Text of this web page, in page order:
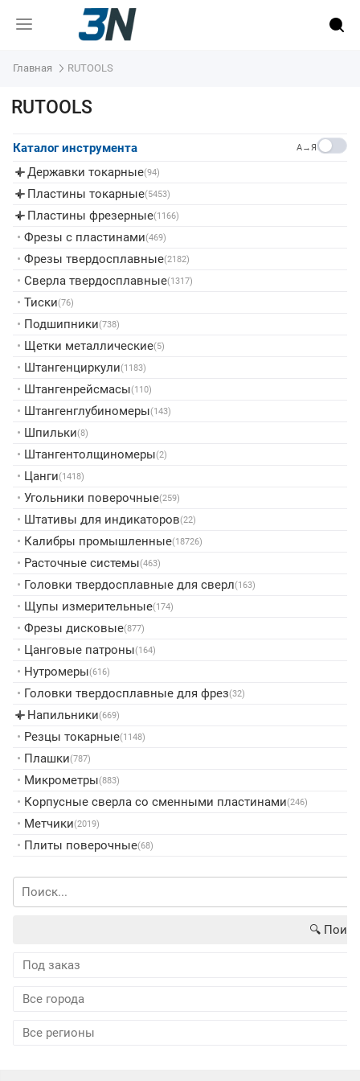
Главная RUTOOLS
RUTOOLS
Каталог инструмента A→Я
▸ Державки токарные(94)
▸ Пластины токарные(5453)
▸ Пластины фрезерные(1166)
• Фрезы с пластинами(469)
• Фрезы твердосплавные(2182)
• Сверла твердосплавные(1317)
• Тиски(76)
• Подшипники(738)
• Щетки металлические(5)
• Штангенциркули(1183)
• Штангенрейсмасы(110)
• Штангенглубиномеры(143)
• Шпильки(8)
• Штангентолщиномеры(2)
• Цанги(1418)
• Угольники поверочные(259)
• Штативы для индикаторов(22)
• Калибры промышленные(18726)
• Расточные системы(463)
• Головки твердосплавные для сверл(163)
• Щупы измерительные(174)
• Фрезы дисковые(877)
• Цанговые патроны(164)
• Нутромеры(616)
• Головки твердосплавные для фрез(32)
▸ Напильники(669)
• Резцы токарные(1148)
• Плашки(787)
• Микрометры(883)
• Корпусные сверла со сменными пластинами(246)
• Метчики(2019)
• Плиты поверочные(68)
🔍︎ Поиск